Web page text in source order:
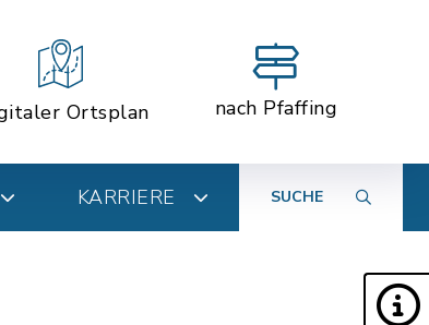
Ortsplan nach Pfaffing
KARRIERE SUCHE